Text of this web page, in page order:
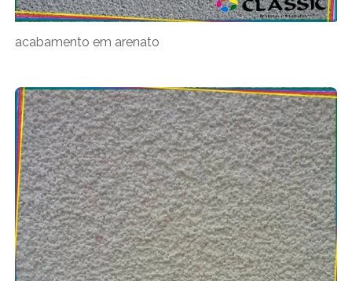
acabamento em arenato